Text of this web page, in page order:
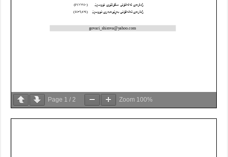
Page 1 / 2 Zoom 100%